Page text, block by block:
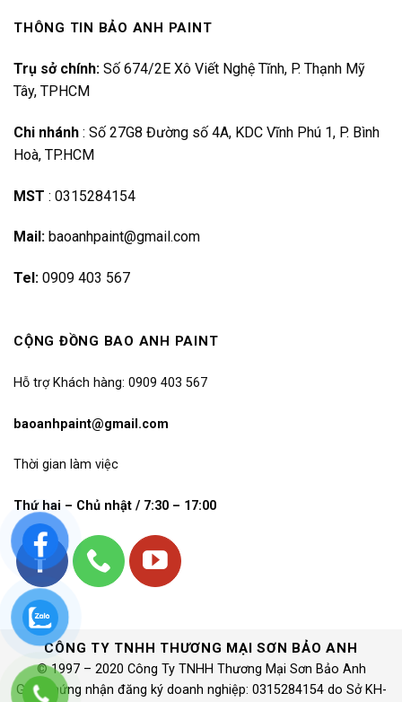
THÔNG TIN BẢO ANH PAINT
Trụ sở chính: Số 674/2E Xô Viết Nghệ Tĩnh, P. Thạnh Mỹ
Tây, TPHCM
Chi nhánh : Số 27G8 Đường số 4A, KDC Vĩnh Phú 1, P. Bình
Hoà, TP.HCM
MST : 0315284154
Mail: baoanhpaint@gmail.com
Tel: 0909 403 567
CỘNG ĐỒNG BAO ANH PAINT
Hỗ trợ Khách hàng: 0909 403 567
baoanhpaint@gmail.com
Thời gian làm việc
Thứ hai – Chủ nhật / 7:30 – 17:00
CÔNG TY TNHH THƯƠNG MẠI SƠN BẢO ANH
© 1997 – 2020 Công Ty TNHH Thương Mại Sơn Bảo Anh
Giấy chứng nhận đăng ký doanh nghiệp: 0315284154 do Sở KH-